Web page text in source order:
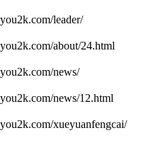
leader/
about/24.html
news/
news/12.html
xueyuanfengcai/